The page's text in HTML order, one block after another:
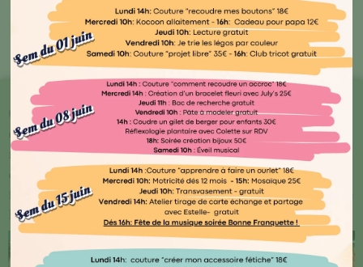
Bout'🖤 Kocoon
Chez Kocoon Family, chaque détail compte ! Plongez
dans notre univers où qualité et originalité se
rencontrent. Explorez notre vaste gamme de produits
conçus avec amour par des artisans normands ou
français, ainsi que des marques renommées telles que
Djego et Le Petit Souk.